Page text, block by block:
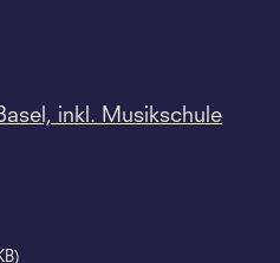
inkl. Musikschule